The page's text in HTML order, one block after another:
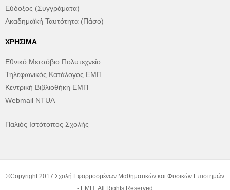
Εύδοξος (Συγγράματα)
Ακαδημαϊκή Ταυτότητα (Πάσο)
ΧΡΉΣΙΜΑ
Εθνικό Μετσόβιο Πολυτεχνείο
Τηλεφωνικός Κατάλογος ΕΜΠ
Κεντρική Βιβλιοθήκη ΕΜΠ
Webmail NTUA
Παλιός Ιστότοπος Σχολής
©Copyright 2017 Σχολή Εφαρμοσμένων Μαθηματικών και Φυσικών Επιστημών
- ΕΜΠ. All Rights Reserved